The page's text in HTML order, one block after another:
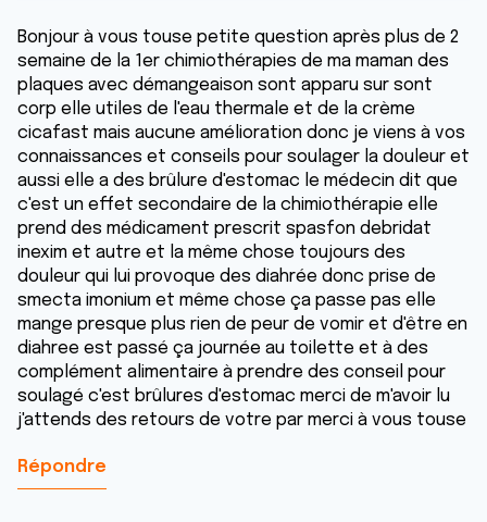
Bonjour à vous touse petite question après plus de 2
semaine de la 1er chimiothérapies de ma maman des
plaques avec démangeaison sont apparu sur sont
corp elle utiles de l'eau thermale et de la crème
cicafast mais aucune amélioration donc je viens à vos
connaissances et conseils pour soulager la douleur et
aussi elle a des brûlure d'estomac le médecin dit que
c'est un effet secondaire de la chimiothérapie elle
prend des médicament prescrit spasfon debridat
inexim et autre et la même chose toujours des
douleur qui lui provoque des diahrée donc prise de
smecta imonium et même chose ça passe pas elle
mange presque plus rien de peur de vomir et d'être en
diahree est passé ça journée au toilette et à des
complément alimentaire à prendre des conseil pour
soulagé c'est brûlures d'estomac merci de m'avoir lu
j'attends des retours de votre par merci à vous touse
Répondre